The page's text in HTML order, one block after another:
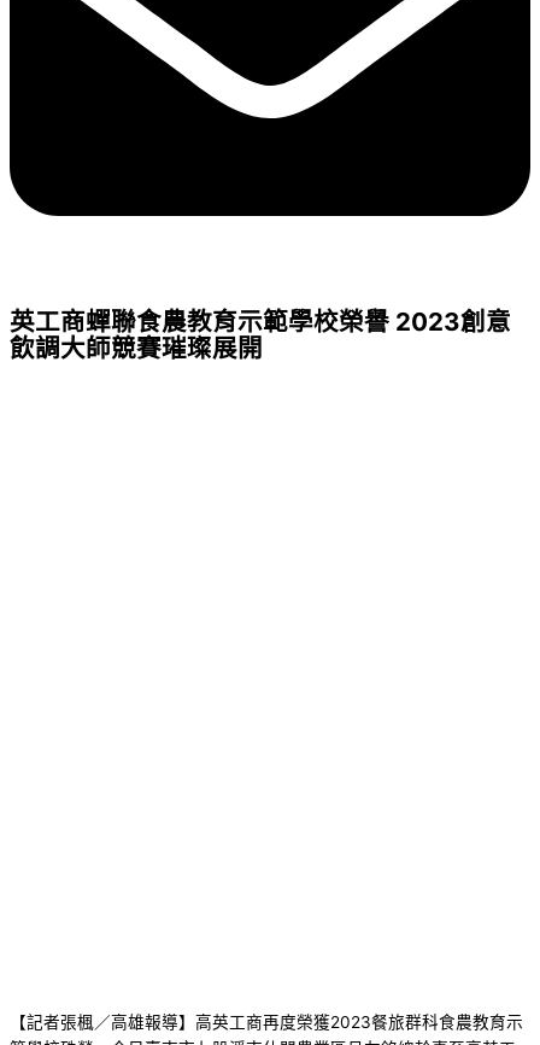
英工商蟬聯食農教育示範學校榮譽 2023創意
飲調大師競賽璀璨展開
【記者張楓／高雄報導】高英工商再度榮獲2023餐旅群科食農教育示